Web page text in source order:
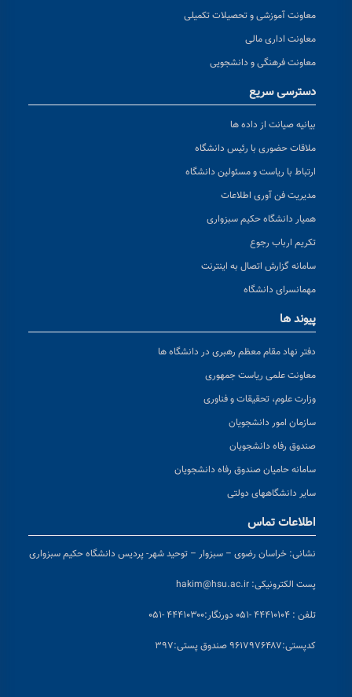
معاونت آموزشی و تحصیلات تکمیلی
معاونت اداری مالی
معاونت فرهنگی و دانشجویی
دسترسی سریع
بیانیه صیانت از داده ها
ملاقات حضوری با رئیس دانشگاه
ارتباط با ریاست و مسئولین دانشگاه
مدیریت فن آوری اطلاعات
همیار دانشگاه حکیم سبزواری
تکریم ارباب رجوع
سامانه گزارش اتصال به اینترنت
مهمانسرای دانشگاه
پیوند ها
دفتر نهاد مقام معظم رهبری در دانشگاه ها
معاونت علمی ریاست جمهوری
وزارت علوم، تحقیقات و فناوری
سازمان امور دانشجویان
صندوق رفاه دانشجویان
سامانه حامیان صندوق رفاه دانشجویان
سایر دانشگاههای دولتی
اطلاعات تماس
نشانی: خراسان رضوی – سبزوار – توحید شهر- پردیس دانشگاه حکیم سبزواری
پست الکترونیکی: hakim@hsu.ac.ir
تلفن : ۴۴۴۱۰۱۰۴ -۰۵۱ دورنگار:۴۴۴۱۰۳۰۰ -۰۵۱
کدپستی:۹۶۱۷۹۷۶۴۸۷ صندوق پستی:۳۹۷